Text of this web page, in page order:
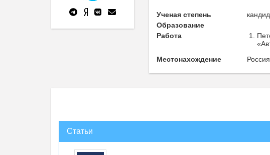
Ученая степень
Образование
Работа
Местонахождение
Россия
Статьи